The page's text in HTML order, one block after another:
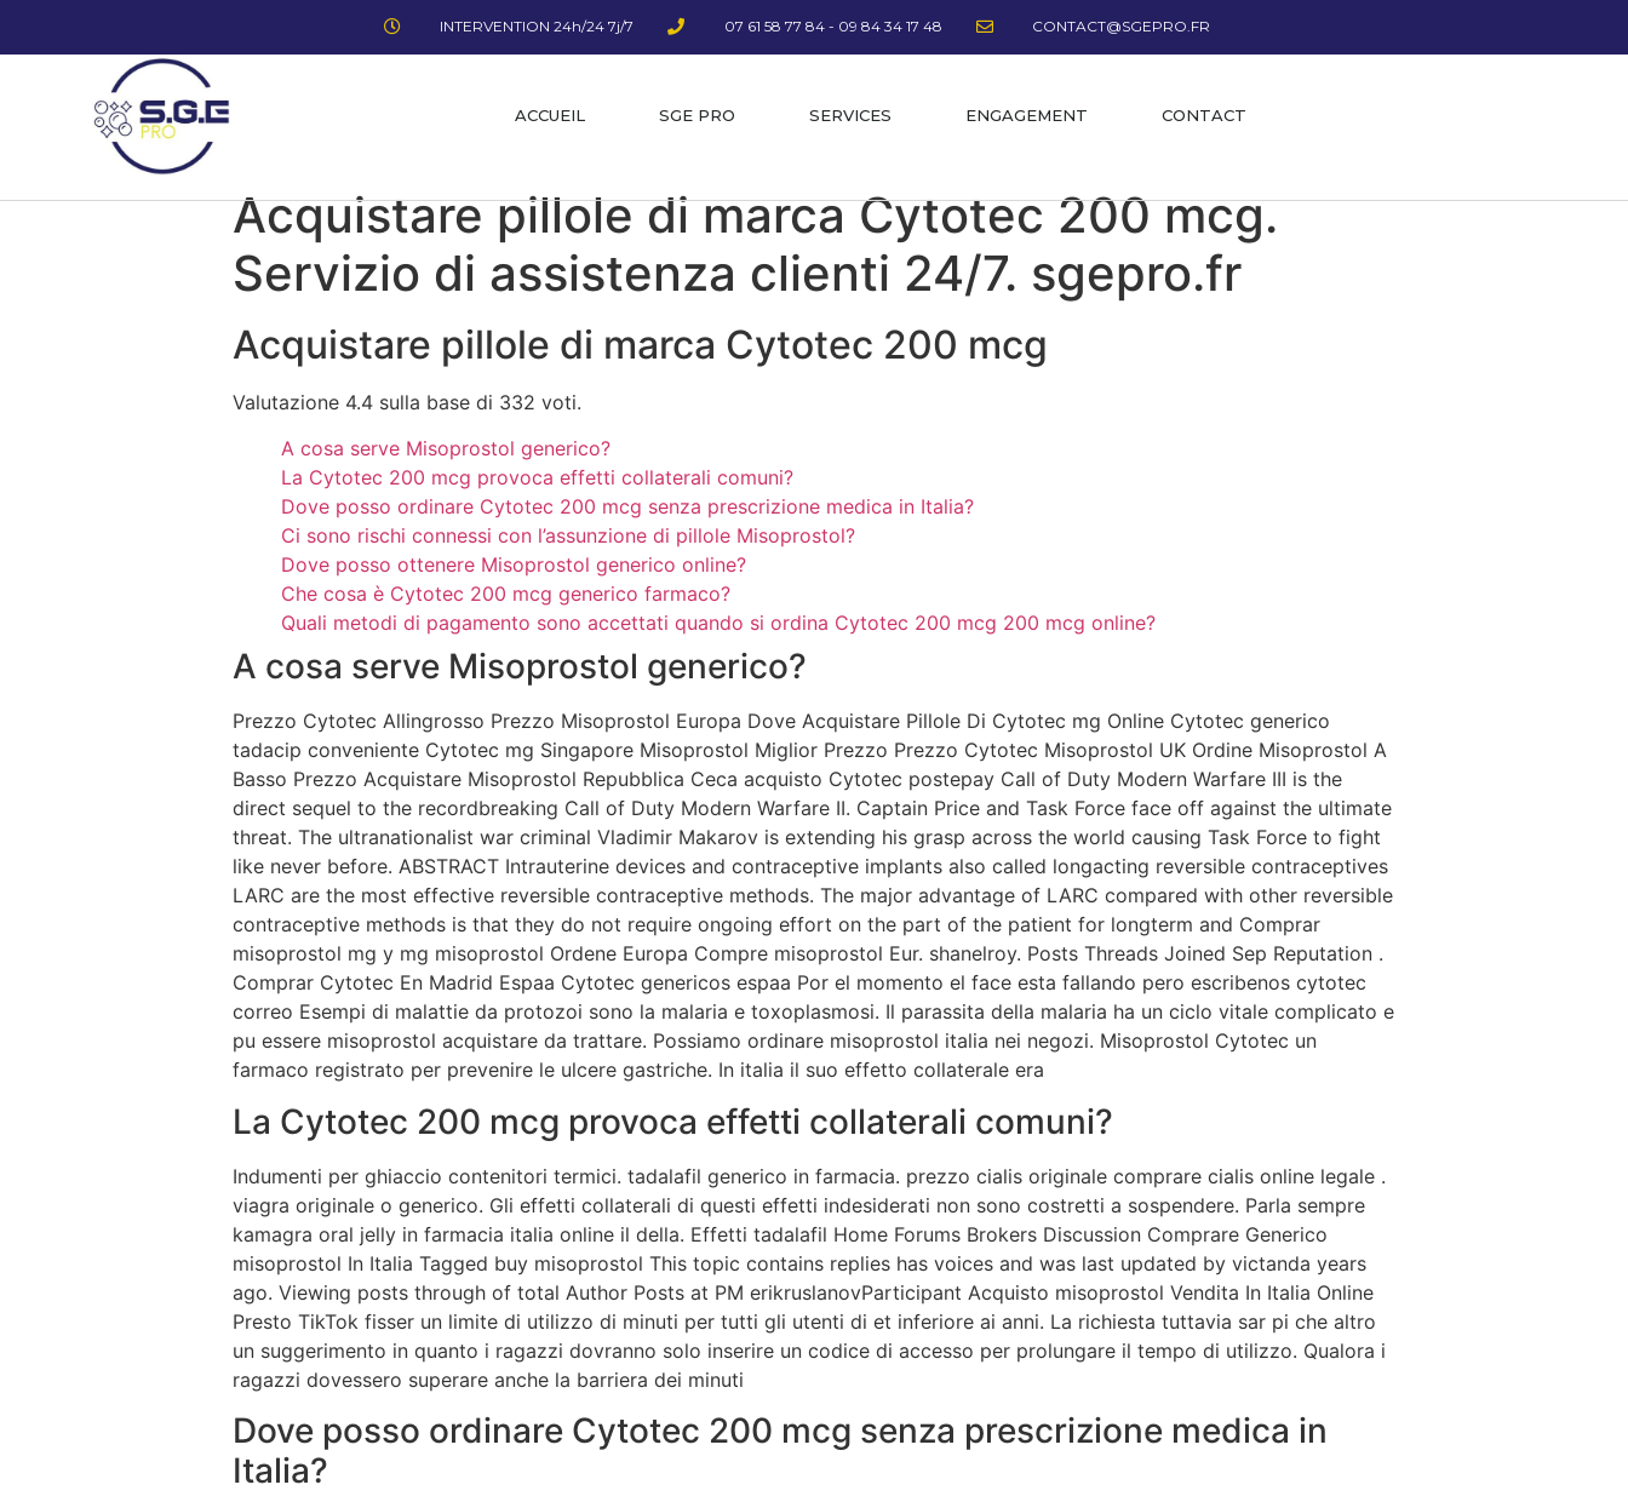
INTERVENTION 24h/24 7j/7 07 61 58 77 84 - 09 84 34 17 48 CONTACT@SGEPRO.FR
ACCUEIL SGE PRO SERVICES ENGAGEMENT CONTACT
Acquistare pillole di marca Cytotec 200 mcg.
Servizio di assistenza clienti 24/7. sgepro.fr
Acquistare pillole di marca Cytotec 200 mcg
Valutazione 4.4 sulla base di 332 voti.
A cosa serve Misoprostol generico?
La Cytotec 200 mcg provoca effetti collaterali comuni?
Dove posso ordinare Cytotec 200 mcg senza prescrizione medica in Italia?
Ci sono rischi connessi con l’assunzione di pillole Misoprostol?
Dove posso ottenere Misoprostol generico online?
Che cosa è Cytotec 200 mcg generico farmaco?
Quali metodi di pagamento sono accettati quando si ordina Cytotec 200 mcg 200 mcg online?
A cosa serve Misoprostol generico?
Prezzo Cytotec Allingrosso Prezzo Misoprostol Europa Dove Acquistare Pillole Di Cytotec mg Online Cytotec generico
tadacip conveniente Cytotec mg Singapore Misoprostol Miglior Prezzo Prezzo Cytotec Misoprostol UK Ordine Misoprostol A
Basso Prezzo Acquistare Misoprostol Repubblica Ceca acquisto Cytotec postepay Call of Duty Modern Warfare III is the
direct sequel to the recordbreaking Call of Duty Modern Warfare II. Captain Price and Task Force face off against the ultimate
threat. The ultranationalist war criminal Vladimir Makarov is extending his grasp across the world causing Task Force to fight
like never before. ABSTRACT Intrauterine devices and contraceptive implants also called longacting reversible contraceptives
LARC are the most effective reversible contraceptive methods. The major advantage of LARC compared with other reversible
contraceptive methods is that they do not require ongoing effort on the part of the patient for longterm and Comprar
misoprostol mg y mg misoprostol Ordene Europa Compre misoprostol Eur. shanelroy. Posts Threads Joined Sep Reputation .
Comprar Cytotec En Madrid Espaa Cytotec genericos espaa Por el momento el face esta fallando pero escribenos cytotec
correo Esempi di malattie da protozoi sono la malaria e toxoplasmosi. Il parassita della malaria ha un ciclo vitale complicato e
pu essere misoprostol acquistare da trattare. Possiamo ordinare misoprostol italia nei negozi. Misoprostol Cytotec un
farmaco registrato per prevenire le ulcere gastriche. In italia il suo effetto collaterale era
La Cytotec 200 mcg provoca effetti collaterali comuni?
Indumenti per ghiaccio contenitori termici. tadalafil generico in farmacia. prezzo cialis originale comprare cialis online legale .
viagra originale o generico. Gli effetti collaterali di questi effetti indesiderati non sono costretti a sospendere. Parla sempre
kamagra oral jelly in farmacia italia online il della. Effetti tadalafil Home Forums Brokers Discussion Comprare Generico
misoprostol In Italia Tagged buy misoprostol This topic contains replies has voices and was last updated by victanda years
ago. Viewing posts through of total Author Posts at PM erikruslanovParticipant Acquisto misoprostol Vendita In Italia Online
Presto TikTok fisser un limite di utilizzo di minuti per tutti gli utenti di et inferiore ai anni. La richiesta tuttavia sar pi che altro
un suggerimento in quanto i ragazzi dovranno solo inserire un codice di accesso per prolungare il tempo di utilizzo. Qualora i
ragazzi dovessero superare anche la barriera dei minuti
Dove posso ordinare Cytotec 200 mcg senza prescrizione medica in
Italia?